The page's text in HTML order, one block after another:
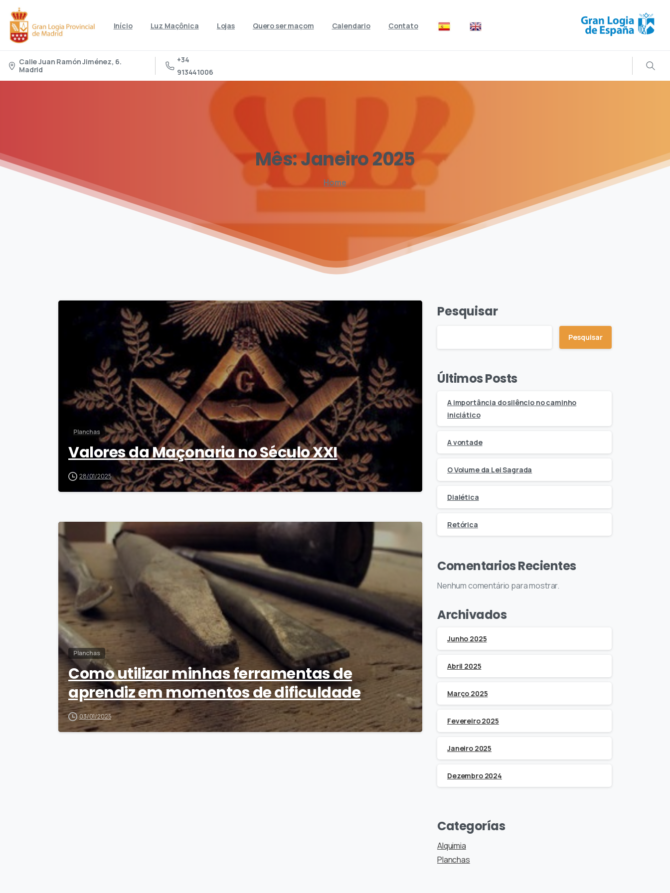
Início Luz Maçônica Lojas Quero ser maçom Calendario Contato
Calle Juan Ramón Jiménez, 6.
Madrid
+34
913441006
Search
Mês:Janeiro2025
Home
Planchas
Valores da Maçonaria no Século XXI
28/01/2025
Planchas
Como utilizar minhas ferramentas de
aprendiz em momentos de dificuldade
03/01/2025
Pesquisar
Pesquisar
Últimos Posts
A importância do silêncio no caminho
iniciático
A vontade
O Volume da Lei Sagrada
Dialética
Retórica
Comentarios Recientes
Nenhum comentário para mostrar.
Archivados
Junho 2025
Abril 2025
Março 2025
Fevereiro 2025
Janeiro 2025
Dezembro 2024
Categorías
Alquimia
Planchas